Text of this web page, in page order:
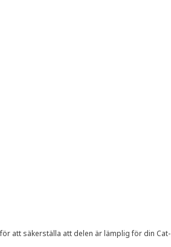
att säkerställa att delen är lämplig för din Cat-